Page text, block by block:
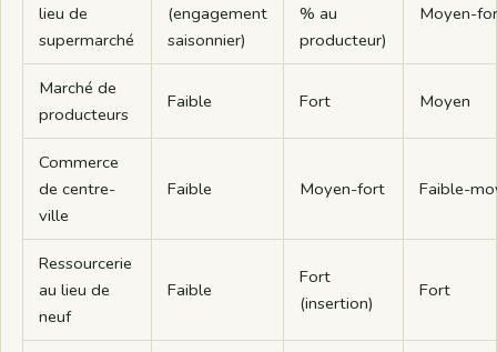
lieu de
supermarché
(engagement
saisonnier)
% au
producteur)
Moyen-
Marché de
producteurs
Faible Fort Moyen
Commerce
de centre-
ville
Faible Moyen-fort Faible-
Ressourcerie
au lieu de
neuf
Faible
Fort
(insertion)
Fort